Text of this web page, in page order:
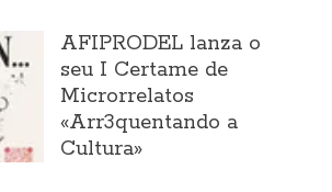
AFIPRODEL lanza o
seu I Certame de
Microrrelatos
«Arr3quentando a
Cultura»